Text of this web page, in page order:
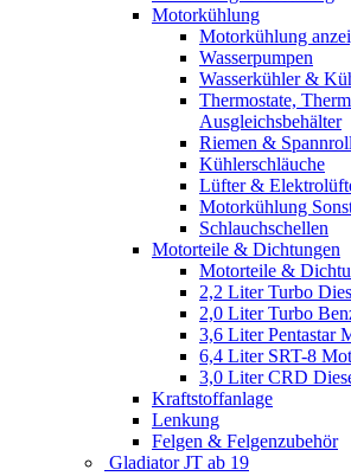
Motorkühlung
Motorkühlung
Wasserpumpen
Wasserkühler &
Thermostate,
Ausgleichsbehälter
Riemen &
Kühlerschläuche
Lüfter &
Motorkühlung
Schlauchschellen
Motorteile & Dichtungen
Motorteile &
2,2 Liter Turbo
2,0 Liter Turbo
3,6 Liter Pentastar
6,4 Liter SRT-8
3,0 Liter CRD
Kraftstoffanlage
Lenkung
Felgen & Felgenzubehör
Gladiator JT ab 19